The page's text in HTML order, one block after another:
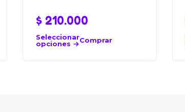
$ 210.000
Seleccionar
opciones
Comprar